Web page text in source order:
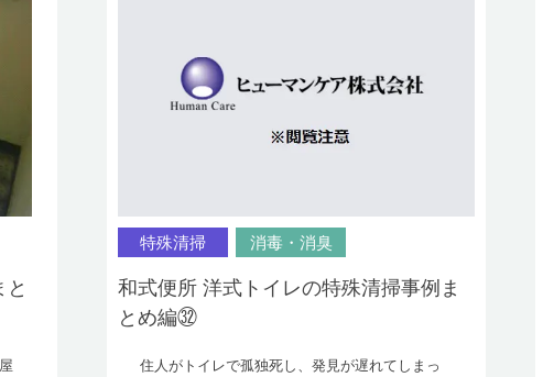
特殊清掃 消毒・消臭
和式便所 洋式トイレの特殊清掃事例ま
とめ編㉜
住人がトイレで孤独死し、発見が遅れてしまっ